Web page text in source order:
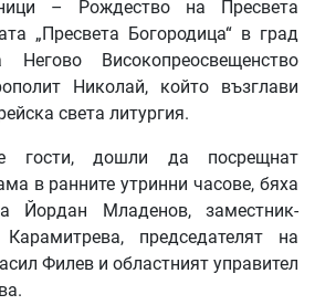
– Рождество на Пресвета
„Пресвета Богородица“ в град
Високопреосвещенство
Николай, който възглави
света литургия.
гости, дошли да посрещнат
в ранните утринни часове, бяха
Йордан Младенов, заместник-
председателят на
Филев и областният управител